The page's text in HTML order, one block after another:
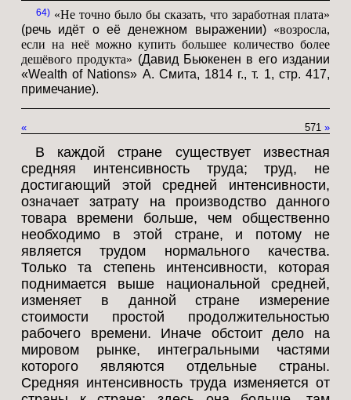
64
«Не точно было бы сказать, что заработная плата»
(речь идёт о её денежном выражении) «возросла,
если на неё можно купить большее количество более
дешёвого продукта» (Давид Бьюкенен в его издании
«Wealth of Nations» А. Смита, 1814 г., т. 1, стр. 417,
примечание).
« »
571
В каждой стране существует известная
средняя интенсивность труда; труд, не
достигающий этой средней интенсивности,
означает затрату на производство данного
товара времени больше, чем общественно
необходимо в этой стране, и потому не
является трудом нормального качества.
Только та степень интенсивности, которая
поднимается выше национальной средней,
изменяет в данной стране измерение
стоимости простой продолжительностью
рабочего времени. Иначе обстоит дело на
мировом рынке, интегральными частями
которого являются отдельные страны.
Средняя интенсивность труда изменяется от